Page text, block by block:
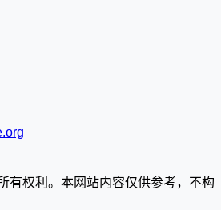
有权利。本网站内容仅供参考，不构